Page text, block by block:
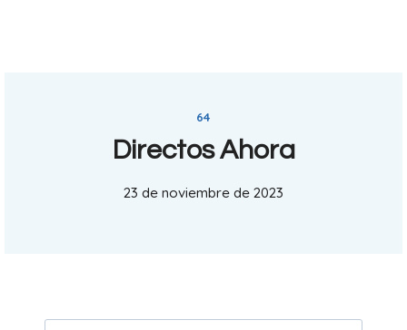
64
Directos Ahora
23 de noviembre de 2023